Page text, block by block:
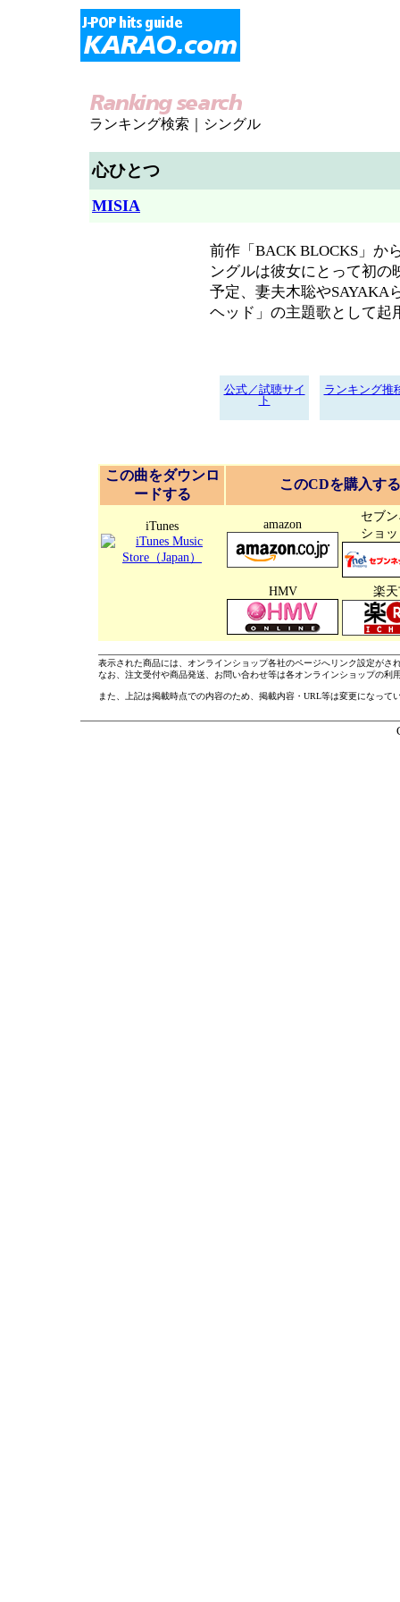
ランキング検索｜シングル
心ひとつ
MISIA
前作「BACK BLOCKS」か
ングルは彼女にとって初の
予定、妻夫木聡やSAYAKA
ヘッド」の主題歌として起
公式／試聴サイ
ト
ランキング推
この曲をダウンロ
ードする
このCDを購入する
iTunes amazon
セブ
ショ
HMV 楽
表示された商品には、オンラインショップ各社のページへリンク設定がさ
なお、注文受付や商品発送、お問い合わせ等は各オンラインショップの利
また、上記は掲載時点での内容のため、掲載内容・URL等は変更になって